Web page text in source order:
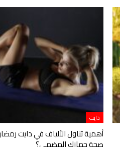
دايت
أهمية تناول الألياف في دايت
صحة جهازك الهضمي؟